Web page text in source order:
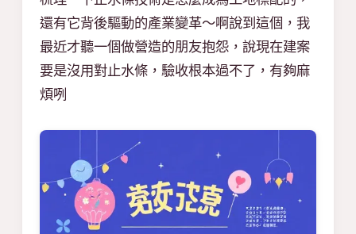
還有它背後驅動的產業變革～啊說到這個，我
最近才聽一個做營造的朋友抱怨，說現在建案
要是沒用對止水條，驗收根本過不了，有夠麻
煩咧